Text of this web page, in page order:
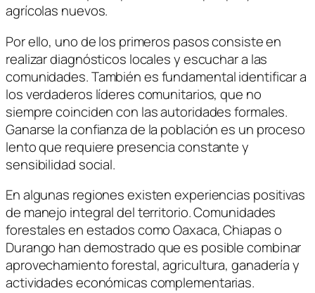
agrícolas nuevos.
Por ello, uno de los primeros pasos consiste en
realizar diagnósticos locales y escuchar a las
comunidades. También es fundamental identificar a
los verdaderos líderes comunitarios, que no
siempre coinciden con las autoridades formales.
Ganarse la confianza de la población es un proceso
lento que requiere presencia constante y
sensibilidad social.
En algunas regiones existen experiencias positivas
de manejo integral del territorio. Comunidades
forestales en estados como Oaxaca, Chiapas o
Durango han demostrado que es posible combinar
aprovechamiento forestal, agricultura, ganadería y
actividades económicas complementarias.